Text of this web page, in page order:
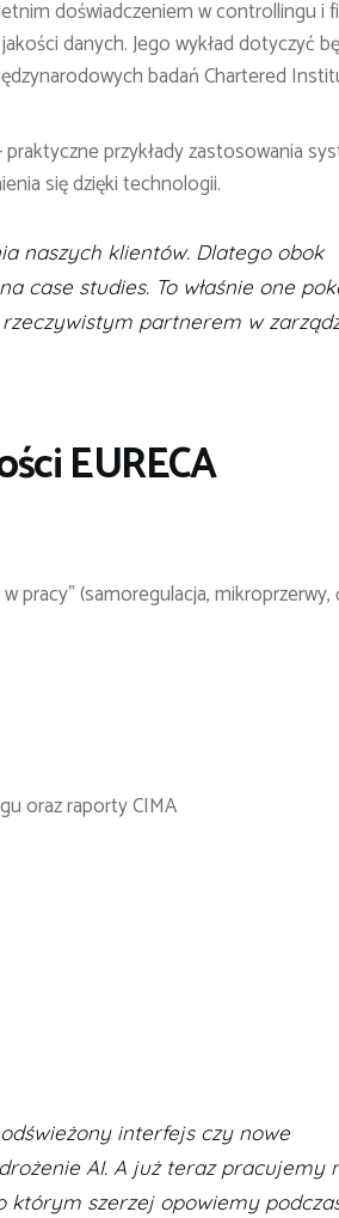
doświadczeniem w controllingu i
danych. Jego wykład dotyczyć
badań Chartered
przykłady zastosowania
się dzięki technologii.
naszych klientów. Dlatego obok
case studies. To właśnie one
partnerem w
EURECA
pracy” (samoregulacja, mikroprzerwy,
oraz raporty CIMA
interfejs czy nowe
AI. A już teraz pracujemy
szerzej opowiemy